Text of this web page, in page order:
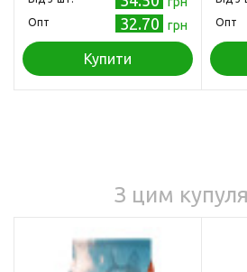
Опт 32.70 грн
Купити
Опт
З цим